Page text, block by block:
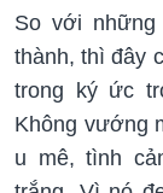
So với
thành, thì đây
trong ký ức
Không vướng
u mê, tình